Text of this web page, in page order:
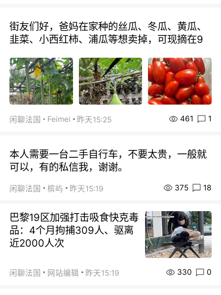
街友们好，爸妈在家种的丝瓜、冬瓜、黄瓜、
韭菜、小西红柿、浦瓜等想卖掉，可现摘在9
闲聊法国 Feimei 昨天15:25 461 1
本人需要一台二手自行车，不要太贵，一般就
可以，有的私信我，谢谢。
闲聊法国 槟屿 昨天15:19 375 18
巴黎19区加强打击吸食快克毒
品：4个月拘捕309人、驱离
近2000人次
闲聊法国 网站编辑 昨天15:19 330 0